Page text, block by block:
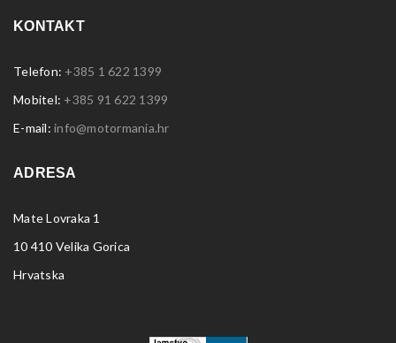
KONTAKT
Telefon: +385 1 622 1399
Mobitel: +385 91 622 1399
E-mail: info@motormania.hr
ADRESA
Mate Lovraka 1
10 410 Velika Gorica
Hrvatska